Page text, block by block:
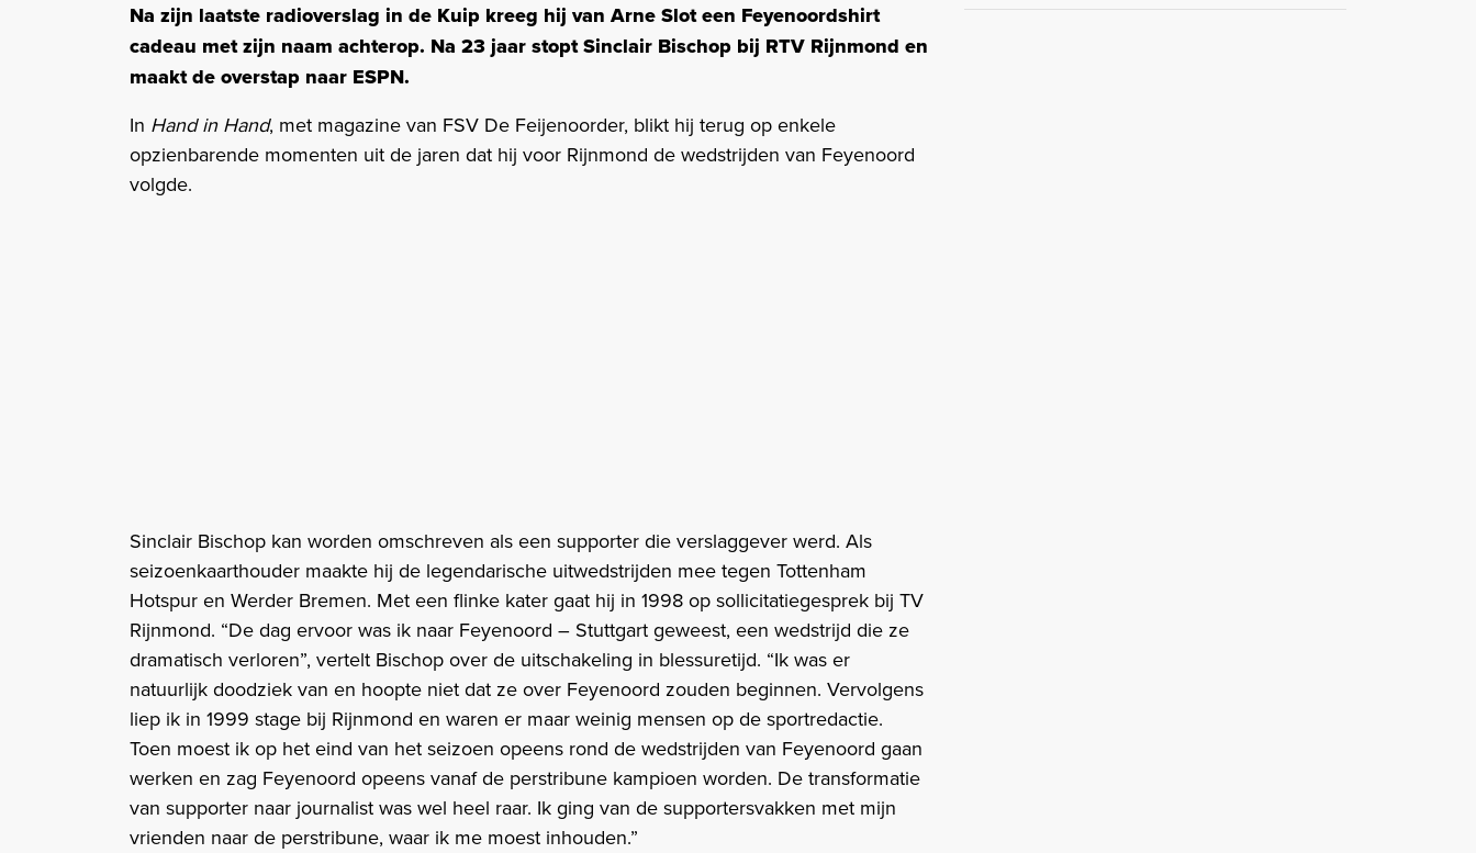
Na zijn laatste radioverslag in de Kuip kreeg hij van Arne Slot een Feyenoordshirt
cadeau met zijn naam achterop. Na 23 jaar stopt Sinclair Bischop bij RTV Rijnmond en
maakt de overstap naar ESPN.
In Hand in Hand, met magazine van FSV De Feijenoorder, blikt hij terug op enkele
opzienbarende momenten uit de jaren dat hij voor Rijnmond de wedstrijden van Feyenoord
volgde.
Sinclair Bischop kan worden omschreven als een supporter die verslaggever werd. Als
seizoenkaarthouder maakte hij de legendarische uitwedstrijden mee tegen Tottenham
Hotspur en Werder Bremen. Met een flinke kater gaat hij in 1998 op sollicitatiegesprek bij TV
Rijnmond. “De dag ervoor was ik naar Feyenoord – Stuttgart geweest, een wedstrijd die ze
dramatisch verloren”, vertelt Bischop over de uitschakeling in blessuretijd. “Ik was er
natuurlijk doodziek van en hoopte niet dat ze over Feyenoord zouden beginnen. Vervolgens
liep ik in 1999 stage bij Rijnmond en waren er maar weinig mensen op de sportredactie.
Toen moest ik op het eind van het seizoen opeens rond de wedstrijden van Feyenoord gaan
werken en zag Feyenoord opeens vanaf de perstribune kampioen worden. De transformatie
van supporter naar journalist was wel heel raar. Ik ging van de supportersvakken met mijn
vrienden naar de perstribune, waar ik me moest inhouden.”